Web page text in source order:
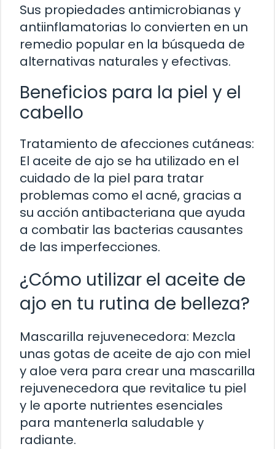
Sus propiedades antimicrobianas y
antiinflamatorias lo convierten en un
remedio popular en la búsqueda de
alternativas naturales y efectivas.
Beneficios para la piel y el
cabello
Tratamiento de afecciones cutáneas:
El aceite de ajo se ha utilizado en el
cuidado de la piel para tratar
problemas como el acné, gracias a
su acción antibacteriana que ayuda
a combatir las bacterias causantes
de las imperfecciones.
¿Cómo utilizar el aceite de
ajo en tu rutina de belleza?
Mascarilla rejuvenecedora: Mezcla
unas gotas de aceite de ajo con miel
y aloe vera para crear una mascarilla
rejuvenecedora que revitalice tu piel
y le aporte nutrientes esenciales
para mantenerla saludable y
radiante.